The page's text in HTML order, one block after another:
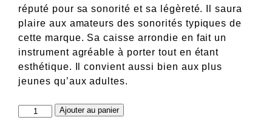
réputé pour sa sonorité et sa légèreté. Il saura
plaire aux amateurs des sonorités typiques de
cette marque. Sa caisse arrondie en fait un
instrument agréable à porter tout en étant
esthétique. Il convient aussi bien aux plus
jeunes qu’aux adultes.
quantité
Ajouter au panier